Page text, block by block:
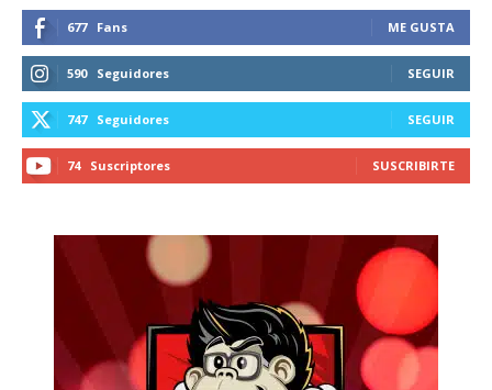
receive all the news of vaping and
tobacco harm reduction in your email.
SUBSCRIBIRSE
677 Fans ME GUSTA
590 Seguidores SEGUIR
747 Seguidores SEGUIR
74 Suscriptores SUSCRIBIRTE